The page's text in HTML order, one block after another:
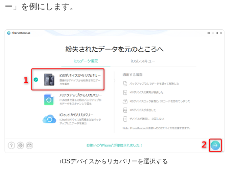
ー」を例にします。
iOSデバイスからリカバリーを選択する